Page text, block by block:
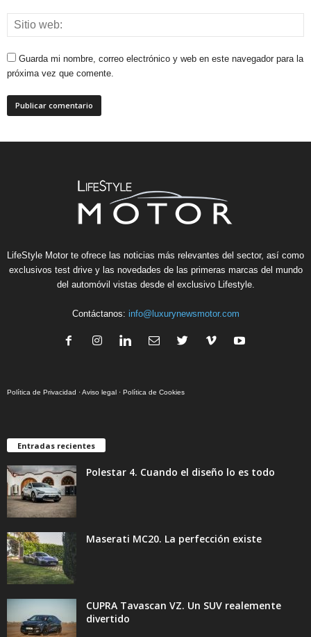
Guarda mi nombre, correo electrónico y web en este navegador para la
próxima vez que comente.
LifeStyle Motor te ofrece las noticias más relevantes del sector, así como
exclusivos test drive y las novedades de las primeras marcas del mundo
del automóvil vistas desde el exclusivo Lifestyle.
Contáctanos: info@luxurynewsmotor.com
Política de Privacidad ·Aviso legal · Política de Cookies
Entradas recientes
Polestar 4. Cuando el diseño lo es todo
Maserati MC20. La perfección existe
CUPRA Tavascan VZ. Un SUV realemente
divertido